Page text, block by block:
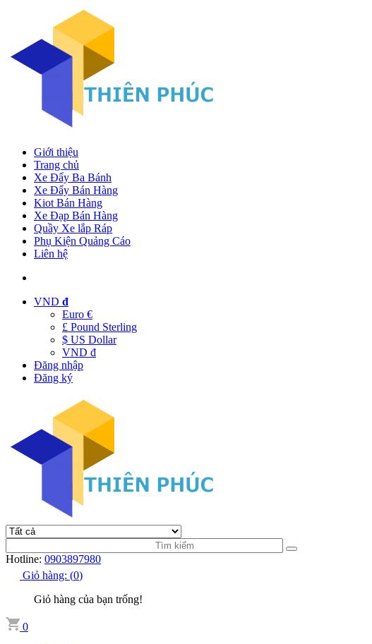
Giới thiệu
Trang chủ
Xe Đẩy Ba Bánh
Xe Đẩy Bán Hàng
Kiot Bán Hàng
Xe Đạp Bán Hàng
Quầy Xe lắp Ráp
Phụ Kiện Quảng Cáo
Liên hệ
VND đ
Euro €
£ Pound Sterling
$ US Dollar
VND đ
Đăng nhập
Đăng ký
Hotline: 0903897980
Giỏ hàng: (0)
Giỏ hàng của bạn trống!
0